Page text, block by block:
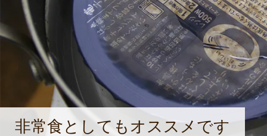
非常食としてもオススメです